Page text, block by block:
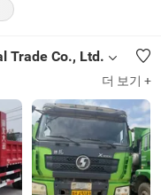
Trade Co., Ltd.
더 보기 +